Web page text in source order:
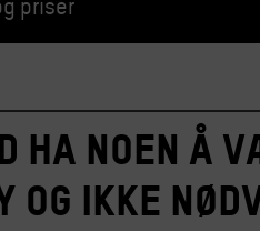
priser
noen å
ikke